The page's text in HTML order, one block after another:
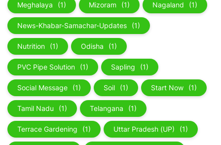
Meghalaya (1) Mizoram (1) Nagaland (1)
News-Khabar-Samachar-Updates (1)
Nutrition (1) Odisha (1)
PVC Pipe Solution (1) Sapling (1)
Social Message (1) Soil (1) Start Now (1)
Tamil Nadu (1) Telangana (1)
Terrace Gardening (1) Uttar Pradesh (UP) (1)